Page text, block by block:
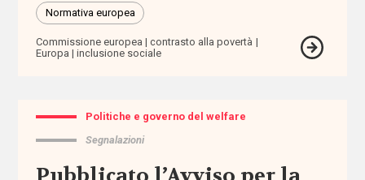
accessibilità
accesso
accomodamenti
Normativa europea
Commissione europea
contrasto alla povertà
Europa
inclusione sociale
Politiche e governo del welfare
Segnalazioni